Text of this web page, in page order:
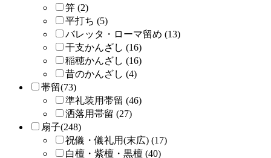
笄 (2)
平打ち (5)
バレッタ・ローマ留め (13)
干支かんざし (16)
稲穂かんざし (16)
昔のかんざし (4)
帯留(73)
準礼装用帯留 (46)
洒落用帯留 (27)
扇子(248)
祝儀・儀礼用(末広) (17)
白檀・紫檀・黒檀 (40)